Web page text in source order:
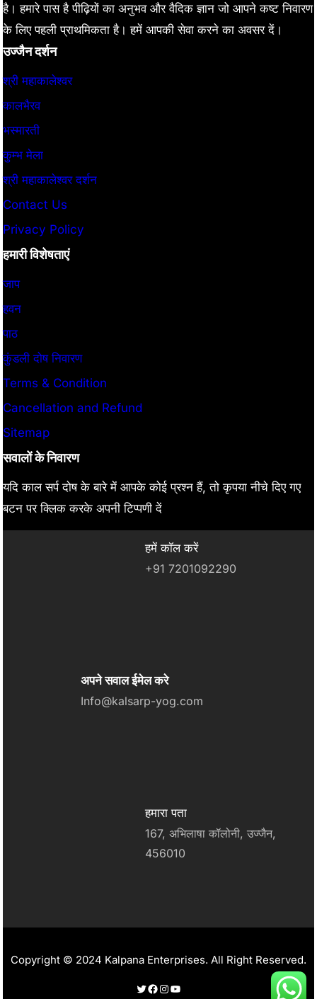
है। हमारे पास है पीढ़ियों का अनुभव और वैदिक ज्ञान जो आपने कष्ट निवारण
के लिए पहली प्राथमिकता है। हमें आपकी सेवा करने का अवसर दें।
उज्जैन दर्शन
श्री महाकालेश्वर
कालभैरव
भस्मारती
कुम्भ मेला
श्री महाकालेश्वर दर्शन
Contact Us
Privacy Policy
हमारी विशेषताएं
जाप
हवन
पाठ
कुंडली दोष निवारण
Terms & Condition
Cancellation and Refund
Sitemap
सवालों के निवारण
यदि काल सर्प दोष के बारे में आपके कोई प्रश्न हैं, तो कृपया नीचे दिए गए
बटन पर क्लिक करके अपनी टिप्पणी दें
हमें कॉल करें
+91 7201092290
अपने सवाल ईमेल करे
Info@kalsarp-yog.com
हमारा पता
167, अभिलाषा कॉलोनी, उज्जैन,
456010
Copyright © 2024 Kalpana Enterprises. All Right Reserved.
Twitter
Facebook
Instagram
YouTube